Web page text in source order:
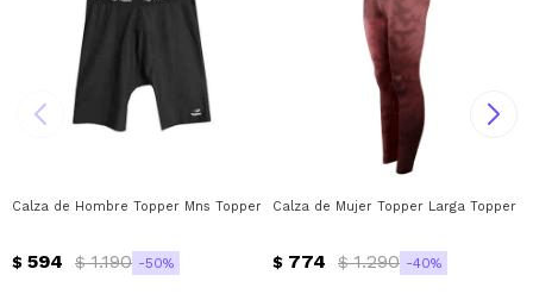
Calza de Hombre Topper Mns Topper - Negro
$ 594 $ 1.190 50
Calza de Mujer Topper Larga Topper -
$ 774 $ 1.290 40